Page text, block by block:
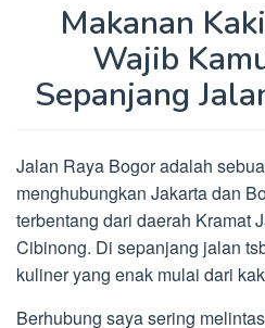
Makanan
Wajib
Sepanjang
Jalan Raya Bogor adalah
menghubungkan Jakarta dan
terbentang dari daerah Kramat
Cibinong. Di sepanjang jalan
kuliner yang enak mulai dari
Berhubung saya sering